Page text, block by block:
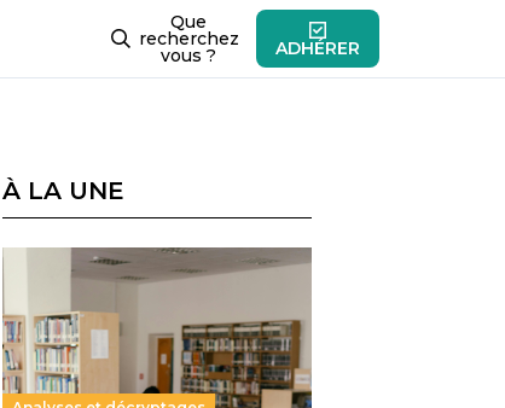
Que
recherchez
vous ? ADHÉRER
À LA UNE